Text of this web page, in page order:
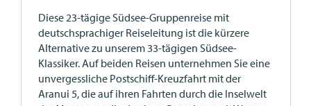
Diese 23-tägige Südsee-Gruppenreise mit
deutschsprachiger Reiseleitung ist die kürzere
Alternative zu unserem 33-tägigen Südsee-
Klassiker. Auf beiden Reisen unternehmen Sie eine
unvergessliche Postschiff-Kreuzfahrt mit der
Aranui 5, die auf ihren Fahrten durch die Inselwelt